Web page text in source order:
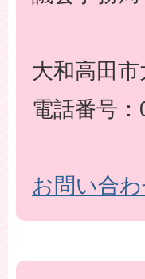
大和高田
電話番号
お問い合